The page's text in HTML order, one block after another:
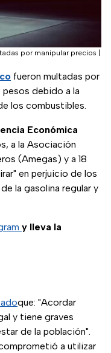
por manipular precios
fueron multadas por
pesos debido a la
los combustibles.
Económica
a la Asociación
(Amegas) y a 18
en perjuicio de los
la gasolina regular y
y lleva la
que: "Acordar
y tiene graves
de la población".
a utilizar